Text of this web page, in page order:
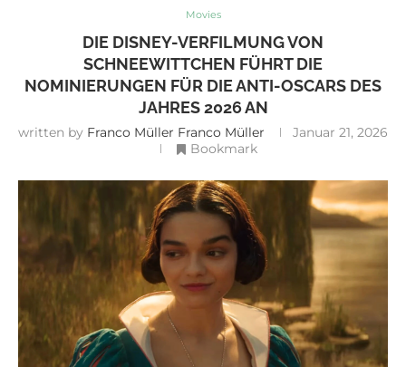
Movies
DIE DISNEY-VERFILMUNG VON
SCHNEEWITTCHEN FÜHRT DIE
NOMINIERUNGEN FÜR DIE ANTI-OSCARS DES
JAHRES 2026 AN
written by Franco Müller Franco Müller
Januar 21, 2026
Bookmark